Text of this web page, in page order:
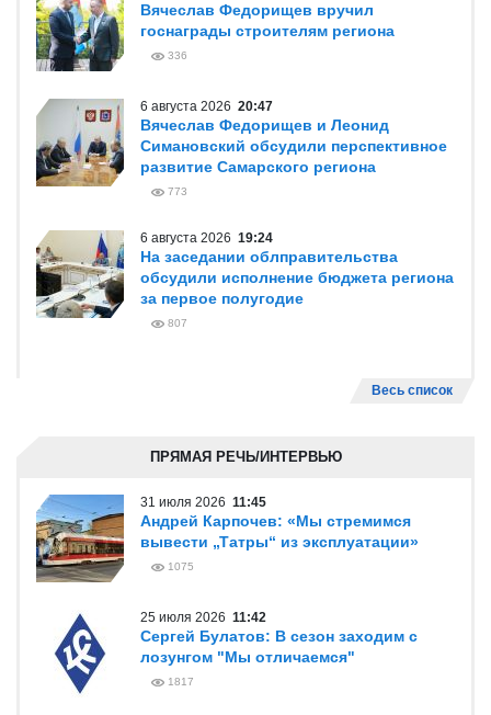
Вячеслав Федорищев вручил
госнаграды строителям региона
336
6 августа 2026 20:47
Вячеслав Федорищев и Леонид
Симановский обсудили перспективное
развитие Самарского региона
773
6 августа 2026 19:24
На заседании облправительства
обсудили исполнение бюджета региона
за первое полугодие
807
Весь список
ПРЯМАЯ РЕЧЬ/ИНТЕРВЬЮ
31 июля 2026 11:45
Андрей Карпочев: «Мы стремимся
вывести „Татры“ из эксплуатации»
1075
25 июля 2026 11:42
Сергей Булатов: В сезон заходим с
лозунгом "Мы отличаемся"
1817